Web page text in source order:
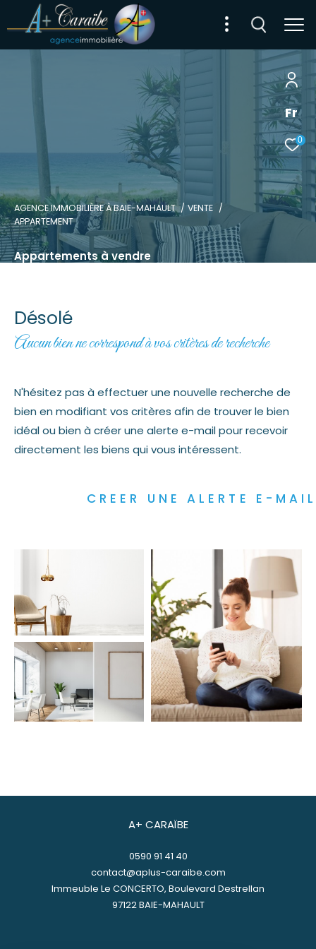
Fr
0
AGENCE IMMOBILIÈRE À BAIE-MAHAULT
VENTE
APPARTEMENT
Appartements à vendre
Désolé
Aucun bien ne correspond à vos critères de recherche
N'hésitez pas à effectuer une nouvelle recherche de
bien en modifiant vos critères afin de trouver le bien
idéal ou bien à créer une alerte e-mail pour recevoir
directement les biens qui vous intéressent.
CREER UNE ALERTE E-
A+ CARAÏBE
0590 91 41 40
contact@aplus-caraibe.com
Immeuble Le CONCERTO, Boulevard Destrellan
97122 BAIE-MAHAULT